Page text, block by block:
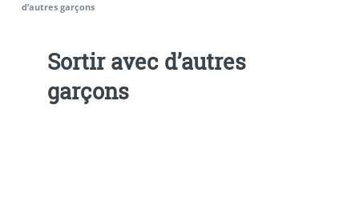
d’autres garçons
Sortir avec d’autres
garçons